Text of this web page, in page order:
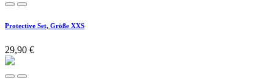
Protective Set, Größe XXS
29,90 €